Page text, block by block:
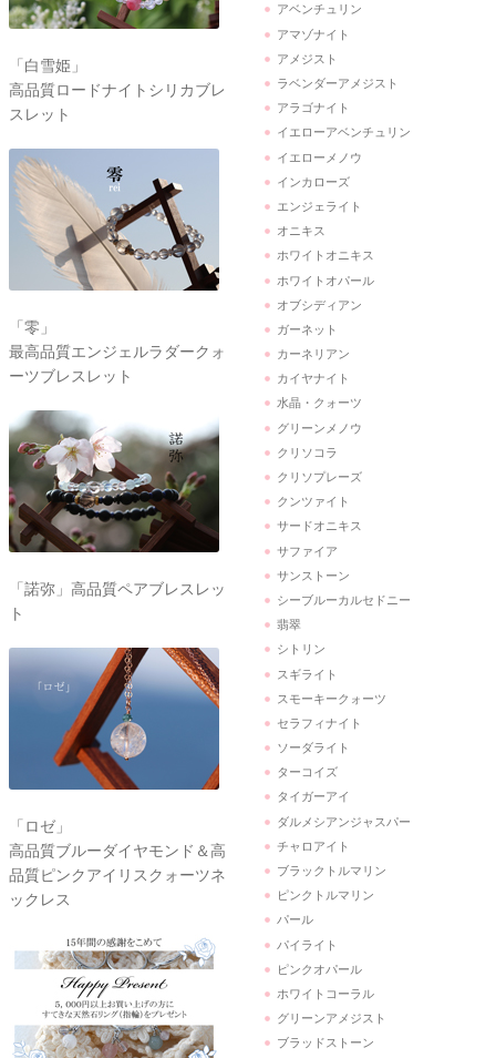
「白雪姫」
高品質ロードナイトシリカブレ
スレット
「零」
最高品質エンジェルラダークォ
ーツブレスレット
「諾弥」高品質ペアブレスレッ
ト
「ロゼ」
高品質ブルーダイヤモンド＆高
品質ピンクアイリスクォーツネ
ックレス
アベンチュリン
アマゾナイト
アメジスト
ラベンダーアメジスト
アラゴナイト
イエローアベンチュリン
イエローメノウ
インカローズ
エンジェライト
オニキス
ホワイトオニキス
ホワイトオパール
オブシディアン
ガーネット
カーネリアン
カイヤナイト
水晶・クォーツ
グリーンメノウ
クリソコラ
クリソプレーズ
クンツァイト
サードオニキス
サファイア
サンストーン
シーブルーカルセドニー
翡翠
シトリン
スギライト
スモーキークォーツ
セラフィナイト
ソーダライト
ターコイズ
タイガーアイ
ダルメシアンジャスパー
チャロアイト
ブラックトルマリン
ピンクトルマリン
パール
パイライト
ピンクオパール
ホワイトコーラル
グリーンアメジスト
ブラッドストーン